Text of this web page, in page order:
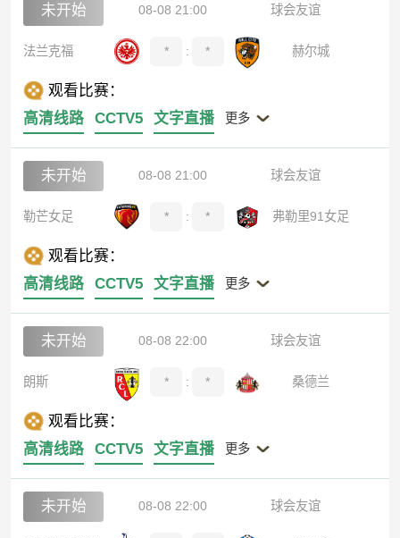
未开始 08-08 21:00 球会友谊
法兰克福 * : * 赫尔城
观看比赛：
高清线路
CCTV5 文字直播 更多
未开始 08-08 21:00 球会友谊
勒芒女足 * : * 弗勒里91女足
观看比赛：
高清线路
CCTV5 文字直播 更多
未开始 08-08 22:00 球会友谊
朗斯 * : * 桑德兰
观看比赛：
高清线路
CCTV5 文字直播 更多
未开始 08-08 22:00 球会友谊